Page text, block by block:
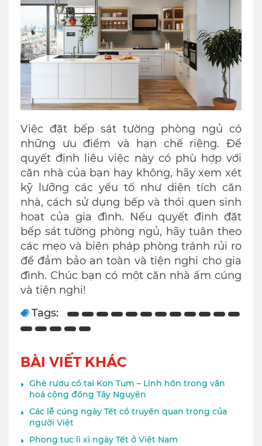
Việc đặt bếp sát tường phòng ngủ có
những ưu điểm và hạn chế riêng. Để
quyết định liệu việc này có phù hợp với
căn nhà của bạn hay không, hãy xem xét
kỹ lưỡng các yếu tố như diện tích căn
nhà, cách sử dụng bếp và thói quen sinh
hoạt của gia đình. Nếu quyết định đặt
bếp sát tường phòng ngủ, hãy tuân theo
các mẹo và biện pháp phòng tránh rủi ro
để đảm bảo an toàn và tiện nghi cho gia
đình. Chúc bạn có một căn nhà ấm cúng
và tiện nghi!
Tags:
BÀI VIẾT KHÁC
Ghè rượu cổ tại Kon Tum – Linh hồn trong văn
hoá cộng đồng Tây Nguyên
Các lễ cúng ngày Tết cổ truyền quan trọng của
người Việt
Phong tục lì xì ngày Tết ở Việt Nam